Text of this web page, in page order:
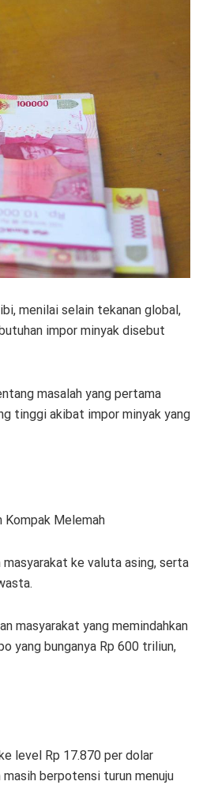
menilai selain tekanan global,
impor minyak disebut
masalah yang pertama
tinggi akibat impor minyak yang
Kompak Melemah
masyarakat ke valuta asing, serta
masyarakat yang memindahkan
yang bunganya Rp 600 triliun,
level Rp 17.870 per dolar
masih berpotensi turun menuju